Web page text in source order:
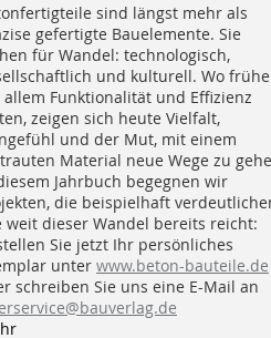
sind längst mehr als
gefertigte Bauelemente. Sie
für Wandel: technologisch,
und kulturell. Wo
allem Funktionalität und Effizienz
zeigen sich heute Vielfalt,
und der Mut, mit einem
Material neue Wege zu
Jahrbuch begegnen wir
die beispielhaft
weit dieser Wandel bereits reicht:
Sie jetzt Ihr persönliches
unter www.beton-bauteile.de
schreiben Sie uns eine E-Mail an